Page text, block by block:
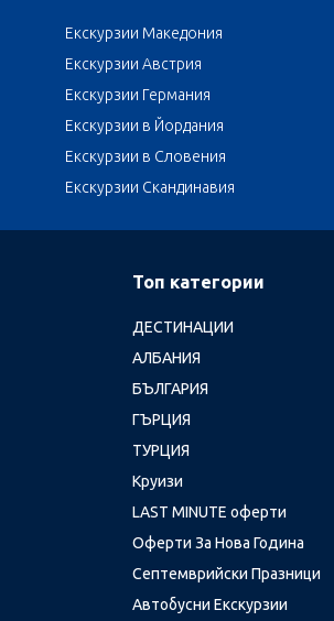
Екскурзии Македония
Екскурзии Австрия
Екскурзии Германия
Екскурзии в Йордания
Екскурзии в Словения
Екскурзии Скандинавия
Топ категории
ДЕСТИНАЦИИ
АЛБАНИЯ
БЪЛГАРИЯ
ГЪРЦИЯ
ТУРЦИЯ
Круизи
LAST MINUTE оферти
Оферти За Нова Година
Септемврийски Празници
Автобусни Екскурзии